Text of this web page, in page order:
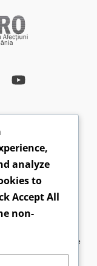
Campanii
Video
304 160 |
|GDPR
Afecțiuni Hepatice
Design
analyze
to
Accept All
non-